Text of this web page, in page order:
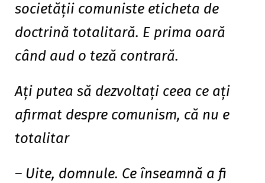
societăţii comuniste eticheta de
doctrină totalitară. E prima oară
când aud o teză contrară.
Aţi putea să dezvoltaţi ceea ce aţi
afirmat despre comunism, că nu e
totalitar
– Uite, domnule. Ce înseamnă a fi